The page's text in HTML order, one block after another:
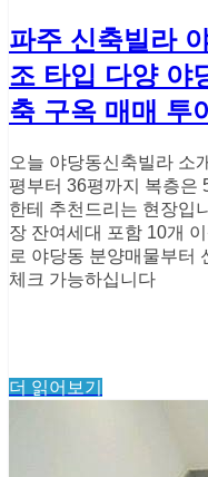
파주 신축빌라
조 타입 다양 야
축 구옥 매매 투
오늘 야당동신축빌라 소
평부터 36평까지 복층은
한테 추천드리는 현장입
장 잔여세대 포함 10개
로 야당동 분양매물부터
체크 가능하십니다
더 읽어보기